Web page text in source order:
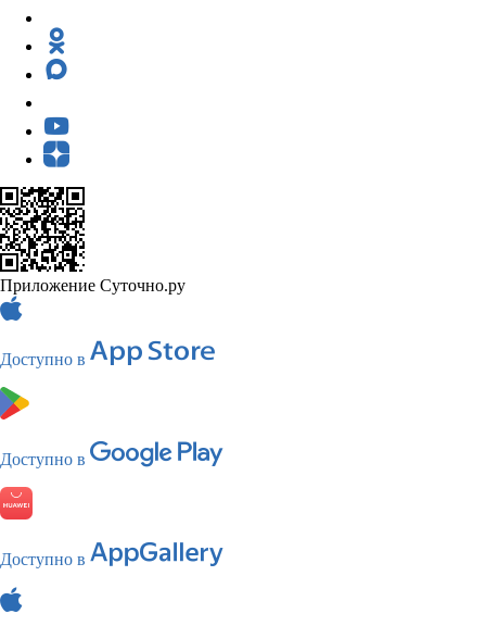
Приложение Суточно.ру
Доступно в
Доступно в
Доступно в